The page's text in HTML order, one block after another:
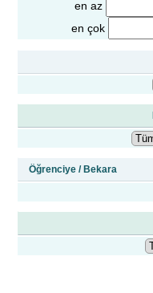
en az
en çok
Öğrenciye / Bekara